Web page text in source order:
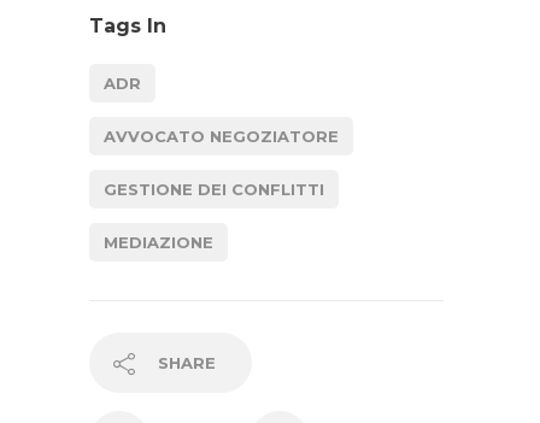
Tags In
ADR
AVVOCATO NEGOZIATORE
GESTIONE DEI CONFLITTI
MEDIAZIONE
SHARE